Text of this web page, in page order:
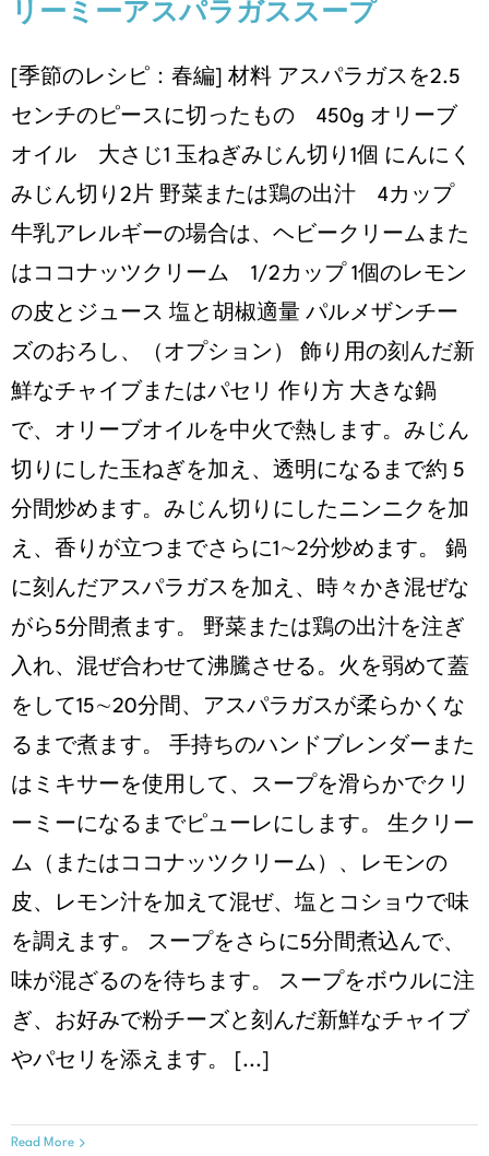
リーミーアスパラガススープ
[季節のレシピ：春編] 材料 アスパラガスを2.5
センチのピースに切ったもの 450g オリーブ
オイル ⼤さじ1 ⽟ねぎみじん切り1個 にんにく
みじん切り2⽚ 野菜または鶏の出汁 4カップ
⽜乳アレルギーの場合は、ヘビークリームまた
はココナッツクリーム 1/2カップ 1個のレモン
の⽪とジュース 塩と胡椒適量 パルメザンチー
ズのおろし、（オプション） 飾り⽤の刻んだ新
鮮なチャイブまたはパセリ 作り方 ⼤きな鍋
で、オリーブオイルを中⽕で熱します。みじん
切りにした⽟ねぎを加え、透明になるまで約 5
分間炒めます。みじん切りにしたニンニクを加
え、⾹りが⽴つまでさらに1∼2分炒めます。 鍋
に刻んだアスパラガスを加え、時々かき混ぜな
がら5分間煮ます。 野菜または鶏の出汁を注ぎ
⼊れ、混ぜ合わせて沸騰させる。⽕を弱めて蓋
をして15∼20分間、アスパラガスが柔らかくな
るまで煮ます。 ⼿持ちのハンドブレンダーまた
はミキサーを使⽤して、スープを滑らかでクリ
ーミーになるまでピューレにします。 ⽣クリー
ム（またはココナッツクリーム）、レモンの
⽪、レモン汁を加えて混ぜ、塩とコショウで味
を調えます。 スープをさらに5分間煮込んで、
味が混ざるのを待ちます。 スープをボウルに注
ぎ、お好みで粉チーズと刻んだ新鮮なチャイブ
やパセリを添えます。 [...]
Read More